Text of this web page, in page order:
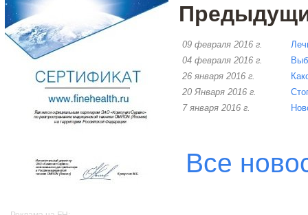
09 февраля 2016 г.
04 февраля 2016 г.
26 января 2016 г.
20 Января 2016 г.
7 января 2016 г.
Все